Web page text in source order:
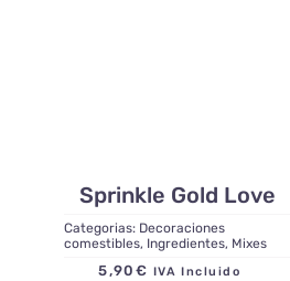
Sprinkle Gold Love
Categorias: Decoraciones
comestibles, Ingredientes, Mixes
5,90 € IVA Incluido